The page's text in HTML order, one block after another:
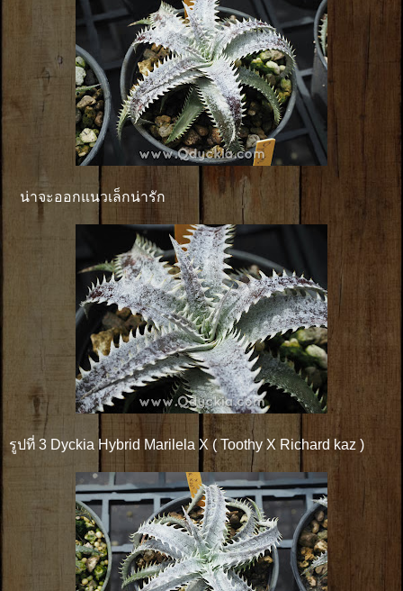
น่าจะออกแนวเล็กน่ารัก
รูปที่ 3 Dyckia Hybrid Marilela X ( Toothy X Richard kaz )